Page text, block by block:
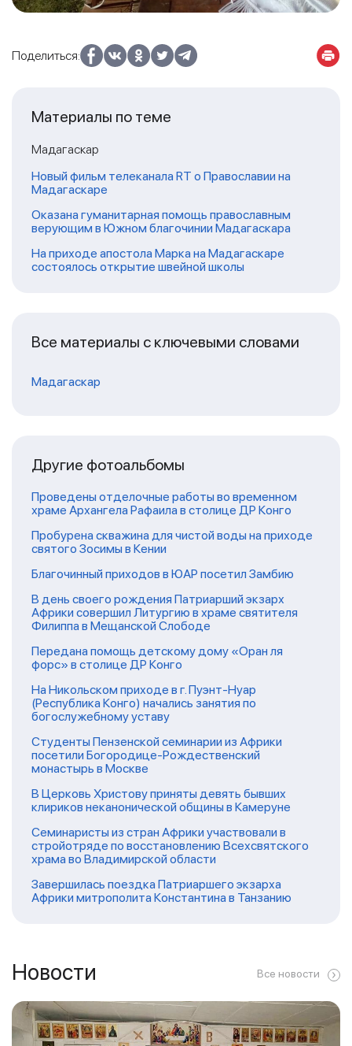
Поделиться:
Материалы по теме
Мадагаскар
Новый фильм телеканала RT о Православии на
Мадагаскаре
Оказана гуманитарная помощь православным
верующим в Южном благочинии Мадагаскара
На приходе апостола Марка на Мадагаскаре
состоялось открытие швейной школы
Все материалы с ключевыми словами
Мадагаскар
Другие фотоальбомы
Проведены отделочные работы во временном
храме Архангела Рафаила в столице ДР Конго
Пробурена скважина для чистой воды на приходе
святого Зосимы в Кении
Благочинный приходов в ЮАР посетил Замбию
В день своего рождения Патриарший экзарх
Африки совершил Литургию в храме святителя
Филиппа в Мещанской Слободе
Передана помощь детскому дому «Оран ля
форс» в столице ДР Конго
На Никольском приходе в г. Пуэнт-Нуар
(Республика Конго) начались занятия по
богослужебному уставу
Студенты Пензенской семинарии из Африки
посетили Богородице-Рождественский
монастырь в Москве
В Церковь Христову приняты девять бывших
клириков неканонической общины в Камеруне
Семинаристы из стран Африки участвовали в
стройотряде по восстановлению Всехсвятского
храма во Владимирской области
Завершилась поездка Патриаршего экзарха
Африки митрополита Константина в Танзанию
Новости Все новости